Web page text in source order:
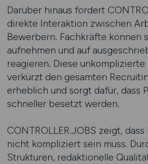
Darüber hinaus fördert
direkte Interaktion zwischen
Bewerbern. Fachkräfte können
aufnehmen und auf
reagieren. Diese unkomplizierte
verkürzt den gesamten
erheblich und sorgt dafür, dass
schneller besetzt werden.
CONTROLLER.JOBS zeigt,
nicht kompliziert sein muss.
Strukturen, redaktionelle